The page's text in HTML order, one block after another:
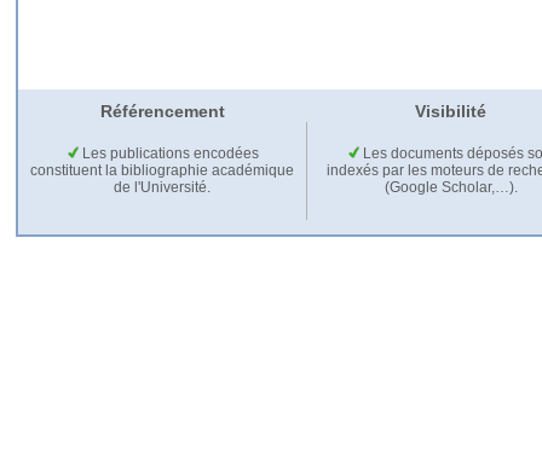
Référencement Visibilité
Les publications encodées
constituent la bibliographie académique
de l'Université.
Les documents déposés
indexés par les moteurs de
(Google Scholar,…).